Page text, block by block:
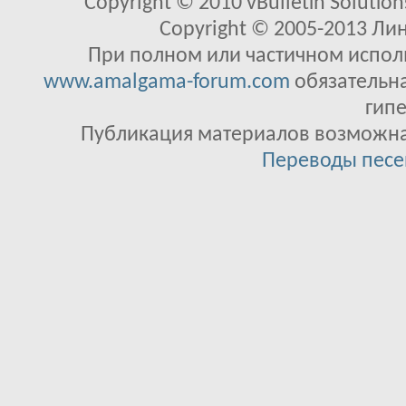
Copyright © 2005-2013
При полном или частичном
www.amalgama-forum.com
Публикация материалов
Переводы